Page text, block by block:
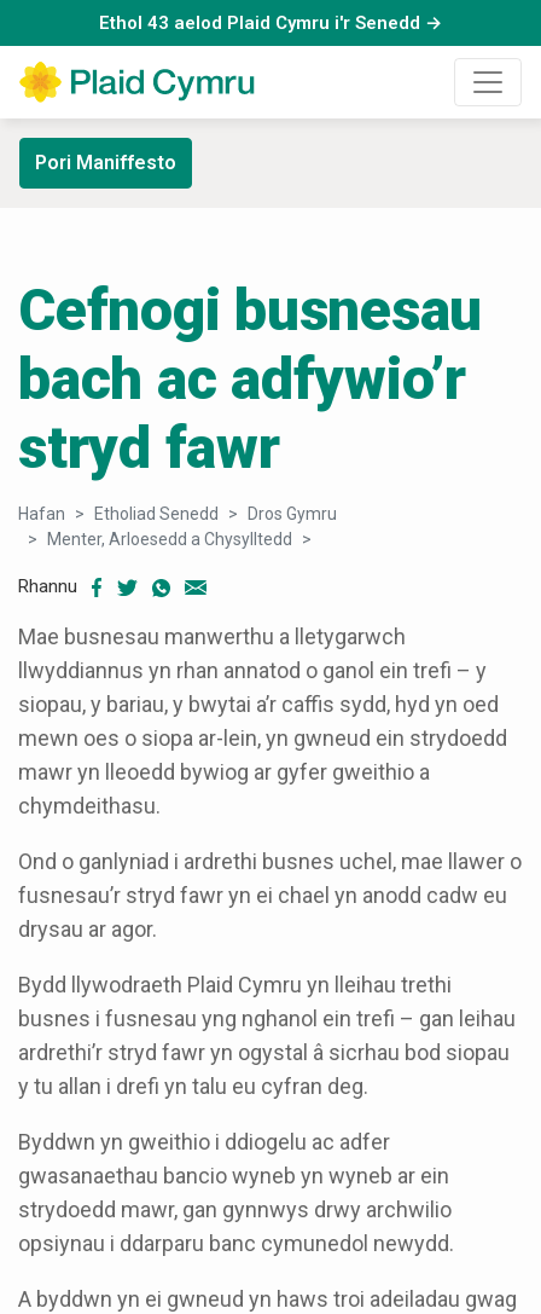
Ethol 43 aelod Plaid Cymru i'r Senedd →
Pori Maniffesto
Cefnogi busnesau
bach ac adfywio’r
stryd fawr
Hafan Etholiad Senedd
Dros Gymru
Menter, Arloesedd a Chysylltedd
Rhannu
Mae busnesau manwerthu a lletygarwch
llwyddiannus yn rhan annatod o ganol ein trefi – y
siopau, y bariau, y bwytai a’r caffis sydd, hyd yn oed
mewn oes o siopa ar-lein, yn gwneud ein strydoedd
mawr yn lleoedd bywiog ar gyfer gweithio a
chymdeithasu.
Ond o ganlyniad i ardrethi busnes uchel, mae llawer o
fusnesau’r stryd fawr yn ei chael yn anodd cadw eu
drysau ar agor.
Bydd llywodraeth Plaid Cymru yn lleihau trethi
busnes i fusnesau yng nghanol ein trefi – gan leihau
ardrethi’r stryd fawr yn ogystal â sicrhau bod siopau
y tu allan i drefi yn talu eu cyfran deg.
Byddwn yn gweithio i ddiogelu ac adfer
gwasanaethau bancio wyneb yn wyneb ar ein
strydoedd mawr, gan gynnwys drwy archwilio
opsiynau i ddarparu banc cymunedol newydd.
A byddwn yn ei gwneud yn haws troi adeiladau gwag